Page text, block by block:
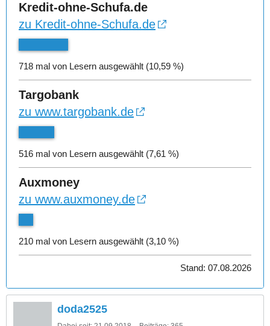
Kredit-ohne-Schufa.de
zu Kredit-ohne-Schufa.de
718 mal von Lesern ausgewählt (10,59 %)
Targobank
zu www.targobank.de
516 mal von Lesern ausgewählt (7,61 %)
Auxmoney
zu www.auxmoney.de
210 mal von Lesern ausgewählt (3,10 %)
Stand: 07.08.2026
doda2525